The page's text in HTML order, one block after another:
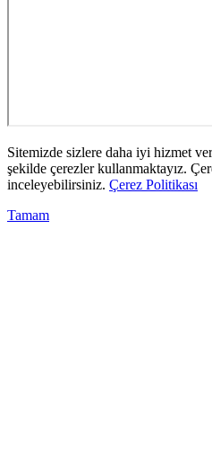
Sitemizde sizlere daha iyi hizmet
şekilde çerezler kullanmaktayız.
inceleyebilirsiniz. Çerez Politikası
Tamam